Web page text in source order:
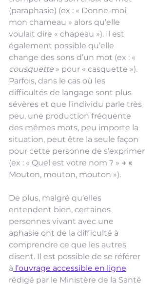
(paraphasie) (ex : « Donne-moi
mon chameau » alors qu’elle
voulait dire « chapeau »). Il est
également possible qu’elle
change des sons d’un mot (ex : «
cousquette » pour « casquette »).
Parfois, dans le cas où les
difficultés de langage sont plus
sévères et que l’individu parle très
peu, une production fréquente
des mêmes mots, peu importe la
situation, peut être la seule façon
pour cette personne de s’exprimer
(ex : « Quel est votre nom ? » → «
Mouton, mouton, mouton »).
De plus, malgré qu’elles
entendent bien, certaines
personnes vivant avec une
aphasie ont de la difficulté à
comprendre ce que les autres
disent. Il est possible de se référer
à l’ouvrage accessible en ligne
rédigé par le Ministère de la Santé